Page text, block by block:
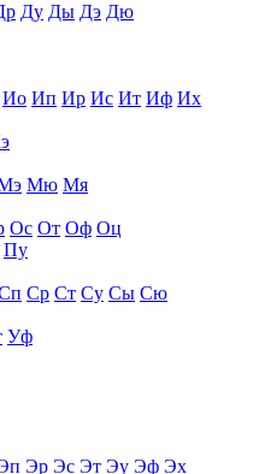
Ду Ды Дэ Дю
Ио Ип Ир Ис Ит Иф Их
Мю Мя
Ос От Оф Оц
Пу
Ср Ст Су Сы Сю
Уф
Эр Эс Эт Эу Эф Эх